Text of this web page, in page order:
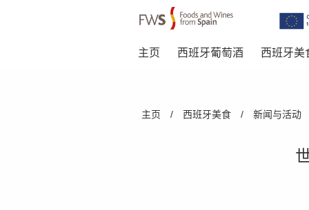
主页 西班牙葡萄酒 西班牙美
You are here
主页 / 西班牙美食 / 新闻与活动